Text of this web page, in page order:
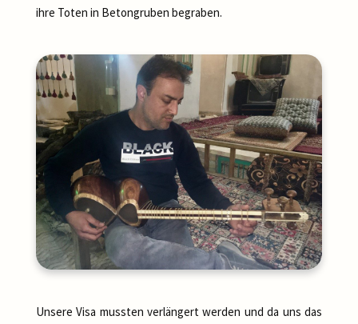
ihre Toten in Betongruben begraben.
Unsere Visa mussten verlängert werden und da uns das